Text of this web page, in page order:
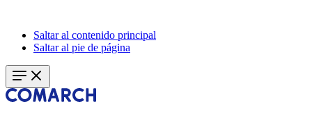
Saltar al contenido principal
Saltar al pie de página